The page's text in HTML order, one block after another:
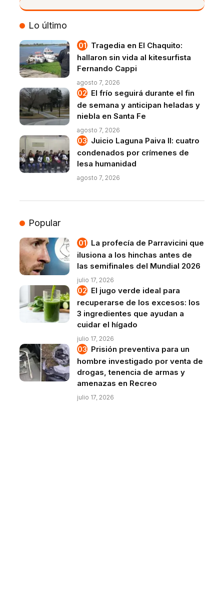
VIVO
Lo último
Tragedia en El Chaquito:
hallaron sin vida al kitesurfista
Fernando Cappi
agosto 7, 2026
El frío seguirá durante el fin
de semana y anticipan heladas y
niebla en Santa Fe
agosto 7, 2026
Juicio Laguna Paiva II: cuatro
condenados por crímenes de
lesa humanidad
agosto 7, 2026
Popular
La profecía de Parravicini que
ilusiona a los hinchas antes de
las semifinales del Mundial 2026
julio 17, 2026
El jugo verde ideal para
recuperarse de los excesos: los
3 ingredientes que ayudan a
cuidar el hígado
julio 17, 2026
Prisión preventiva para un
hombre investigado por venta de
drogas, tenencia de armas y
amenazas en Recreo
julio 17, 2026